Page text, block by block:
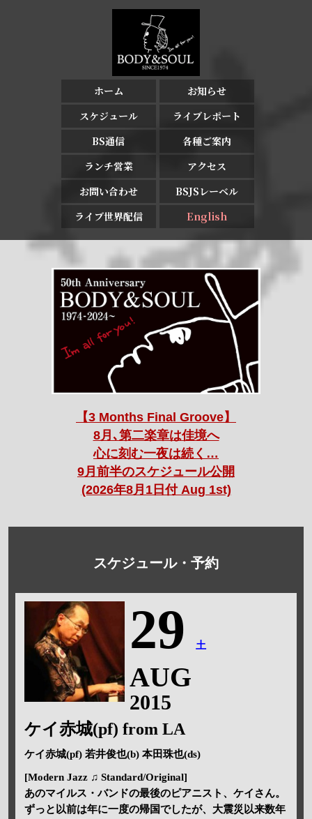
ホーム
お知らせ
スケジュール
ライブレポート
BS通信
各種ご案内
ランチ営業
アクセス
お問い合わせ
BSJSレーベル
ライブ世界配信
English
【3 Months Final Groove】
8月､第二楽章は佳境へ
心に刻む一夜は続く…
9月前半のスケジュール公開
(2026年8月1日付 Aug 1st)
スケジュール・予約
29 土
AUG
2015
ケイ赤城(pf) from LA
ケイ赤城(pf) 若井俊也(b) 本田珠也(ds)
[Modern Jazz ♫ Standard/Original]
あのマイルス・バンドの最後のピアニスト、ケイさん。
ずっと以前は年に一度の帰国でしたが、大震災以来数年